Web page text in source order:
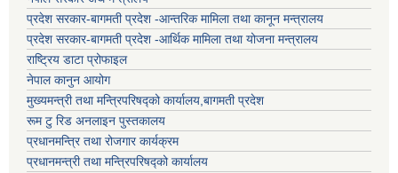
प्रदेश सरकार-बागमती प्रदेश -आन्तरिक मामिला तथा कानून मन्त्रालय
प्रदेश सरकार-बागमती प्रदेश -आर्थिक मामिला तथा योजना मन्त्रालय
राष्ट्रिय डाटा प्रोफाइल
नेपाल कानुन आयोग
मुख्यमन्त्री तथा मन्त्रिपरिषद्को कार्यालय,बागमती प्रदेश
रूम टु रिड अनलाइन पुस्तकालय
प्रधानमन्त्रि तथा रोजगार कार्यक्रम
प्रधानमन्त्री तथा मन्त्रिपरिषद्को कार्यालय